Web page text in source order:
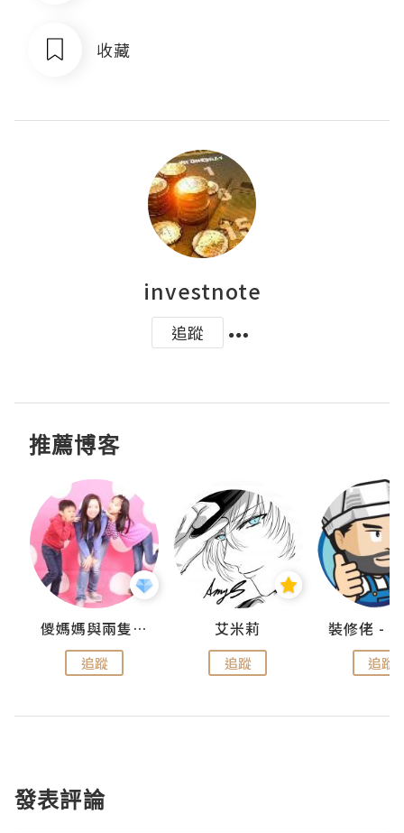
收藏
investnote
追蹤
推薦博客
儍媽媽與兩隻小魔怪之家
追蹤
艾米莉
追蹤 追蹤
發表評論